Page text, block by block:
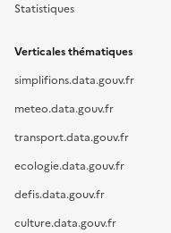
Statistiques
Verticales thématiques
simplifions.data.gouv.fr
meteo.data.gouv.fr
transport.data.gouv.fr
ecologie.data.gouv.fr
defis.data.gouv.fr
culture.data.gouv.fr